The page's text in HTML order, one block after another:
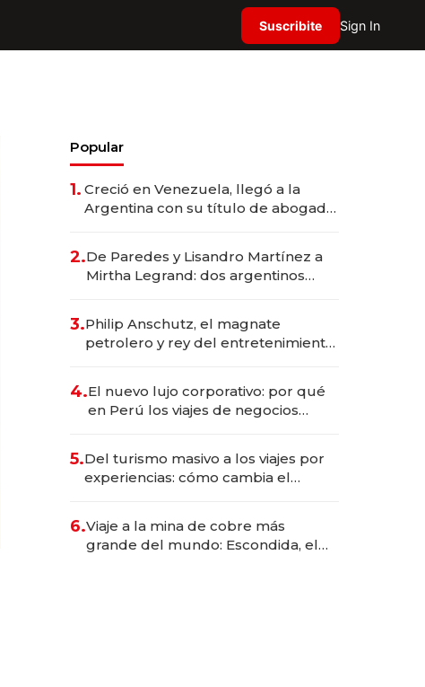
Suscribite Sign In
Popular
1. Creció en Venezuela, llegó a la
Argentina con su título de abogado
marcas "fast premium"
2.De Paredes y Lisandro Martínez a
Mirtha Legrand: dos argentinos
3.Philip Anschutz, el magnate
petrolero y rey del entretenimiento
4.El nuevo lujo corporativo: por qué
en Perú los viajes de negocios
transformadoras
5.Del turismo masivo a los viajes por
experiencias: cómo cambia el
6.Viaje a la mina de cobre más
grande del mundo: Escondida, el